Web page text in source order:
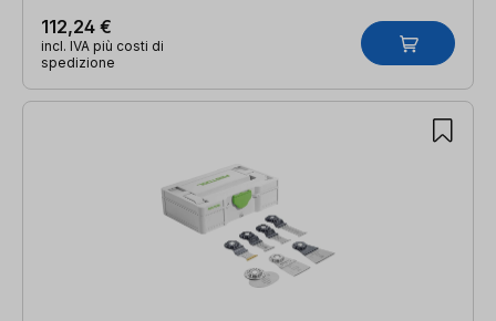
112,24 €
incl. IVA più costi di
spedizione